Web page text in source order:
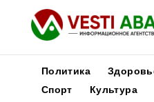
Политика
Спорт
Культура